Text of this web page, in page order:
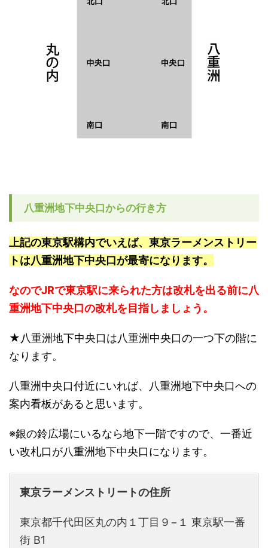
八重洲地下中央口からの行き方
上記の東京駅構内でいえば、東京ラーメンストリー
トは八重洲地下中央口が最寄になります。
なのでJRで東京駅に来られた方は改札を出る前に八
重洲地下中央口の改札を目指しましょう。
★八重洲地下中央口は八重洲中央口の一つ下の階に
なります。
八重洲中央口付近にいれば、八重洲地下中央口への
案内看板があると思います。
※銀の鈴広場にいるなら地下一階ですので、一番近
い改札口が八重洲地下中央口になります。
東京ラーメンストリートの住所
東京都千代田区丸の内１丁目９−１ 東京駅一番
街 B1